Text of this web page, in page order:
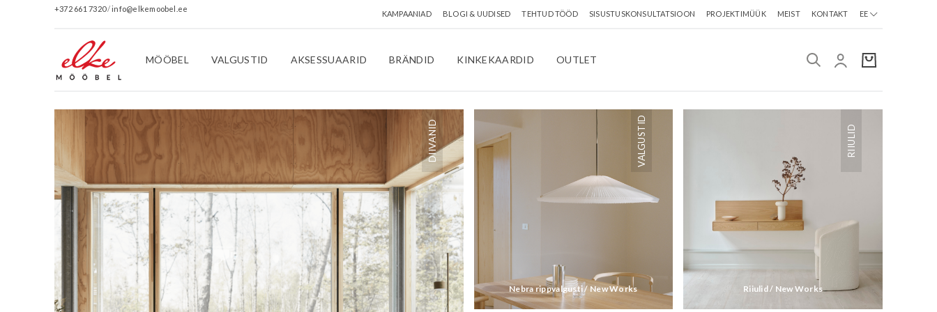
+372 661 7320/info@elkemoobel.ee
KAMPAANIAD BLOGI & UUDISED TEHTUD TÖÖD SISUSTUSKONSULTATSIOON PROJEKTIMÜÜK MEIST KONTAKT EE
MÖÖBEL VALGUSTID AKSESSUAARID BRÄNDID KINKEKAARDID OUTLET
DIIVANID VALGUSTID
Nebra rippvalgusti / New Works
RIIULID
Riiulid / New Works